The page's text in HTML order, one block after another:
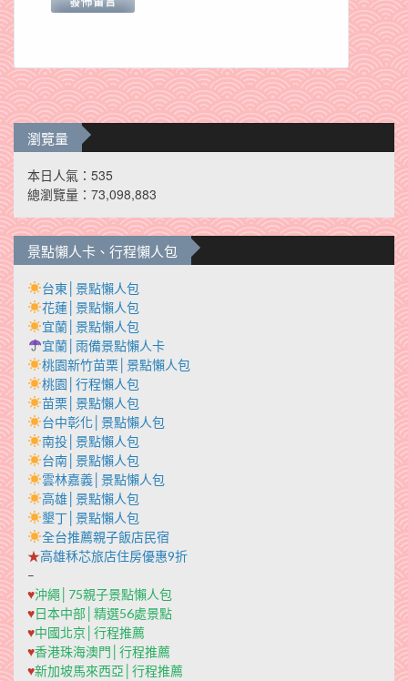
瀏覽量
本日人氣：535
總瀏覽量：73,098,883
景點懶人卡、行程懶人包
台東│景點懶人包
花蓮│景點懶人包
宜蘭│景點懶人包
宜蘭│雨備景點懶人卡
桃園新竹苗栗│景點懶人包
桃園│行程懶人包
苗栗│景點懶人包
台中彰化│景點懶人包
南投│景點懶人包
台南│景點懶人包
雲林嘉義│景點懶人包
高雄│景點懶人包
墾丁│景點懶人包
全台推薦親子飯店民宿
★高雄秝芯旅店住房優惠9折
–
♥沖繩│75親子景點懶人包
♥日本中部│精選56處景點
♥中國北京│行程推薦
♥香港珠海澳門│行程推薦
♥新加坡馬來西亞│行程推薦